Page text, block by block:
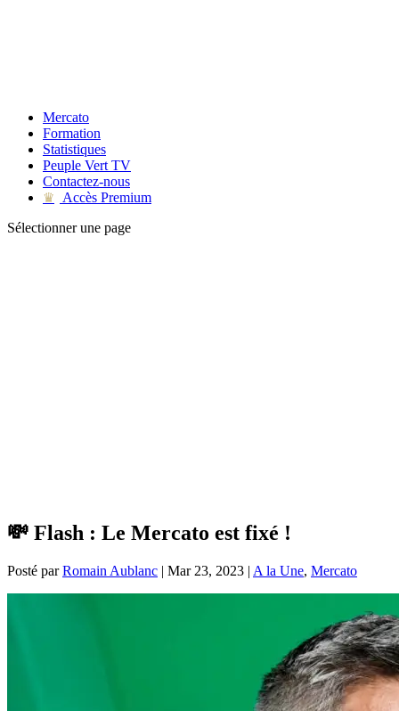
Mercato
Formation
Statistiques
Peuple Vert TV
Contactez-nous
♛
Accès Premium
Sélectionner une page
💸 Flash : Le Mercato est fixé !
Posté parRomain Aublanc | Mar 23, 2023 | A la Une, Mercato